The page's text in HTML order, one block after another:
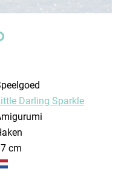
Speelgoed
Little Darling Sparkle
amigurumi
haken
17 cm